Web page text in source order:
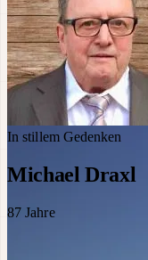
In stillem Gedenken
Michael Draxl
87 Jahre